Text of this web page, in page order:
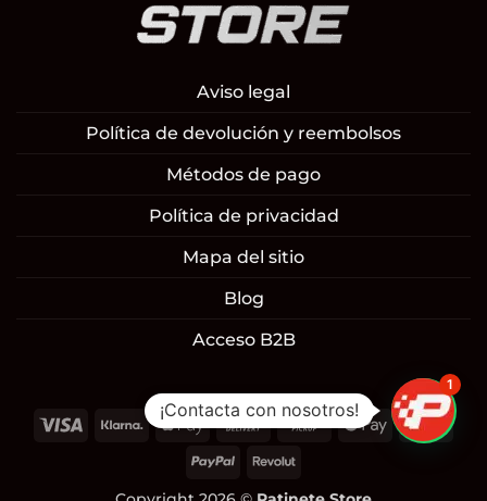
Aviso legal
Política de devolución y reembolsos
Métodos de pago
Política de privacidad
Mapa del sitio
Blog
Acceso B2B
Visa Klarna
Apple
Cash
Delivery
Cash
Google
Pay
PayPal Revolut
¡Contacta con nosotros!
1